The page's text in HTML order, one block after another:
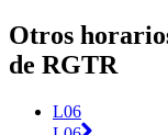
Otros
de RGTR
L06